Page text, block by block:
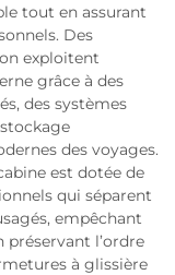
tout en assurant
Des
exploitent
grâce à des
des systèmes
des voyages.
est dotée de
qui séparent
empêchant
l’ordre
à glissière